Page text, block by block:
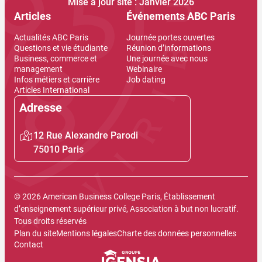
Articles
Actualités ABC Paris
Questions et vie étudiante
Business, commerce et
management
Infos métiers et carrière
Articles International
Événements ABC Paris
Journée portes ouvertes
Réunion d’informations
Une journée avec nous
Webinaire
Job dating
Adresse
12 Rue Alexandre Parodi
75010 Paris
© 2026 American Business College Paris, Établissement
d’enseignement supérieur privé, Association à but non lucratif.
Tous droits réservés
Plan du siteMentions légalesCharte des données personnelles
Contact